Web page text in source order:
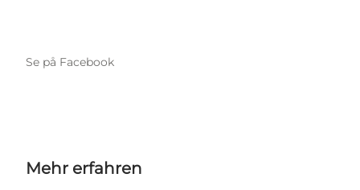
Se på Facebook
Mehr erfahren